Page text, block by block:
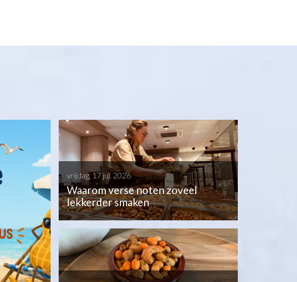
vrijdag, 17 jul. 2026
Waarom verse noten zoveel
lekkerder smaken